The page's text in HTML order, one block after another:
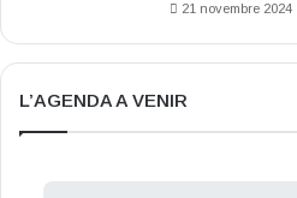
21 novembre 2024
L’AGENDA A VENIR